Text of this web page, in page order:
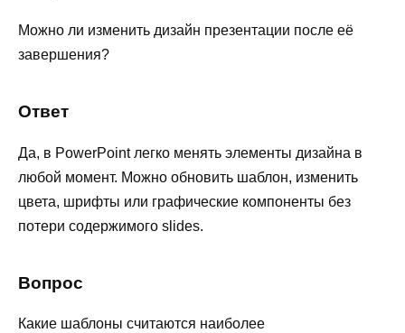
Можно ли изменить дизайн презентации после её
завершения?
Ответ
Да, в PowerPoint легко менять элементы дизайна в
любой момент. Можно обновить шаблон, изменить
цвета, шрифты или графические компоненты без
потери содержимого slides.
Вопрос
Какие шаблоны считаются наиболее